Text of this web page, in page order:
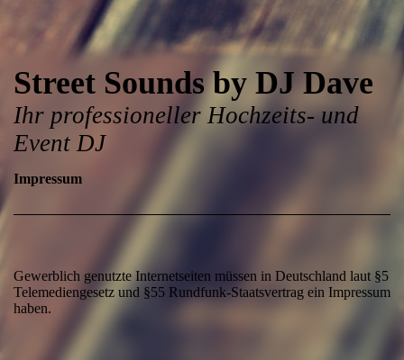
Street Sounds by DJ Dave
Ihr professioneller Hochzeits- und
Event DJ
Impressum
Gewerblich genutzte Internetseiten müssen in Deutschland laut §5
Telemediengesetz und §55 Rundfunk-Staatsvertrag ein Impressum
haben.